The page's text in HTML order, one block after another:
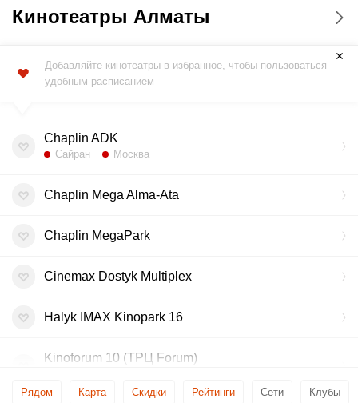
Кинотеатры Алматы
Рядом Карта Скидки Рейтинги Сети Клубы
Добавляйте кинотеатры в избранное, чтобы пользоваться
удобным расписанием
Chaplin ADK
Сайран Москва
Chaplin Mega Alma-Ata
Chaplin MegaPark
Cinemax Dostyk Multiplex
Halyk IMAX Kinopark 16
Kinoforum 10 (ТРЦ Forum)